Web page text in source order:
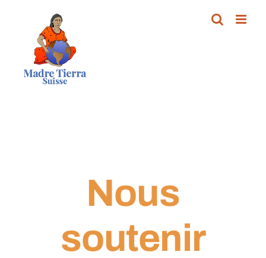
contenu
Nous
soutenir